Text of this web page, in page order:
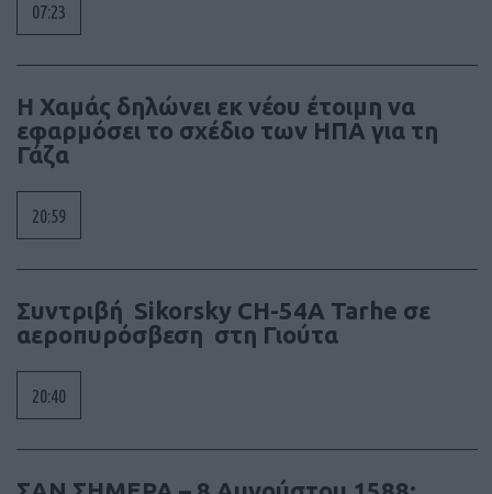
07:23
Η Χαμάς δηλώνει εκ νέου έτοιμη να
εφαρμόσει το σχέδιο των ΗΠΑ για τη
Γάζα
20:59
Συντριβή Sikorsky CH-54A Tarhe σε
αεροπυρόσβεση στη Γιούτα
20:40